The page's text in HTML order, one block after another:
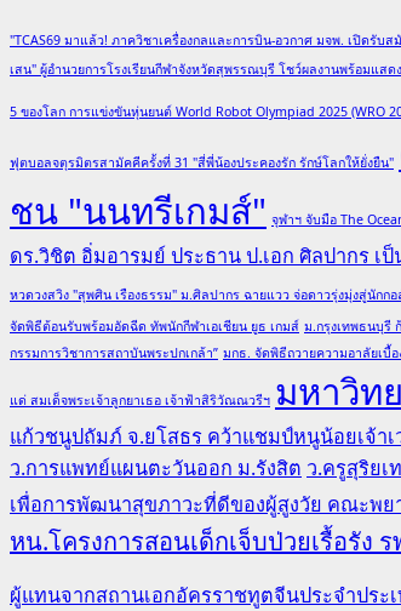
"TCAS69 มาแล้ว! ภาควิชาเครื่องกลและการบิน-อวกาศ มจพ. เปิดรับส
เสน" ผู้อำนวยการโรงเรียนกีฬาจังหวัดสุพรรณบุรี โชว์ผลงานพร้อมแ
5 ของโลก การแข่งขันหุ่นยนต์ World Robot Olympiad 2025 (WRO
ฟุตบอลจตุรมิตรสามัคคีครั้งที่ 31 "สี่พี่น้องประคองรัก รักษ์โลกให้ยั่งยืน"
ชน "นนทรีเกมส์" จุฬาฯ จับมือ The
ดร.วิชิต อิ่มอารมย์ ประธาน ป.เอก ศิลปากร เ
หวดวงสวิง "สุพศิน เรืองธรรม" ม.ศิลปากร ฉายแวว จ่อดาวรุ่งมุ่งสู่นักก
จัดพิธีต้อนรับพร้อมอัดฉีด ทัพนักกีฬาเอเชียน ยูธ เกมส์ ม.กรุงเทพธนบุรี
กรรมการวิชาการสถาบันพระปกเกล้า” มกธ. จัดพิธีถวายความอาลัยเ
แด่ สมเด็จพระเจ้าลูกยาเธอ เจ้าฟ้าสิริวัณณวรีฯ มหาวิท
แก้วชนูปถัมภ์ จ.ยโสธร คว้าแชมป์หนูน้อยเจ้า
ว.การแพทย์แผนตะวันออก ม.รังสิต ว.ครูสุริย
เพื่อการพัฒนาสุขภาวะที่ดีของผู้สูงวัย คณะพย
หน.โครงการสอนเด็กเจ็บป่วยเรื้อรัง
ผู้แทนจากสถานเอกอัครราชทูตจีนประจำประ